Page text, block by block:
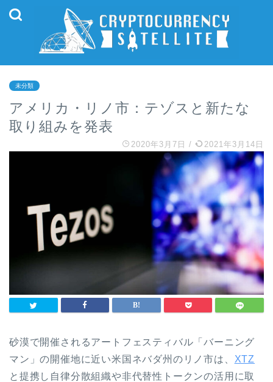
未分類
アメリカ・リノ市：テゾスと新たな
取り組みを発表
2020年3月7日 / 2021年3月14日
砂漠で開催されるアートフェスティバル「バーニング
マン」の開催地に近い米国ネバダ州のリノ市は、 XTZ
と提携し自律分散組織や非代替性トークンの活用に取